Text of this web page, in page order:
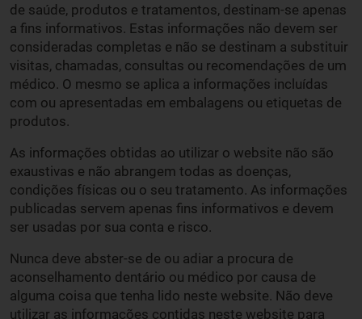
de saúde, produtos e tratamentos, destinam-se apenas
a fins informativos. Estas informações não devem ser
consideradas completas e não se destinam a substituir
visitas, chamadas, consultas ou recomendações de um
médico. O mesmo se aplica a informações incluídas
com ou apresentadas em embalagens ou etiquetas de
produtos.
As informações obtidas ao utilizar o website não são
exaustivas e não abrangem todas as doenças,
condições físicas ou o seu tratamento. As informações
publicadas servem apenas fins informativos e devem
ser usadas por sua conta e risco.
Nunca deve abster-se de ou adiar a procura de
aconselhamento dentário ou médico por causa de
alguma coisa que tenha lido neste website. Não deve
utilizar as informações contidas neste website para